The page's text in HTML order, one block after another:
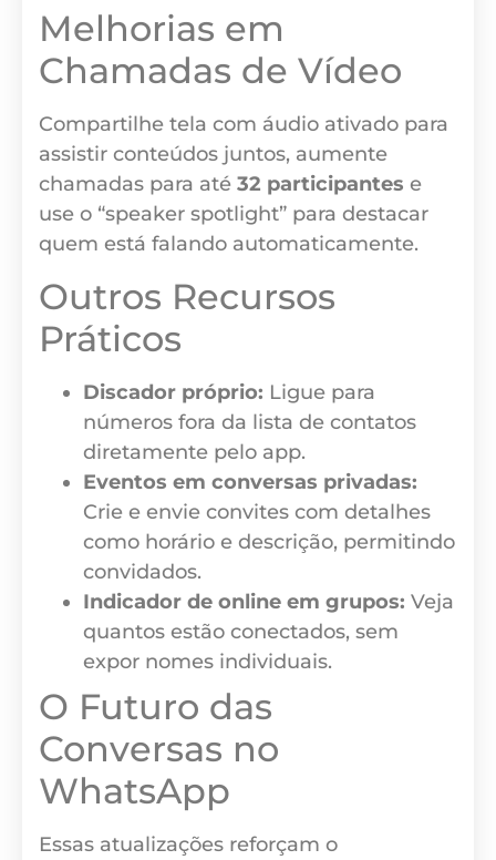
Melhorias em
Chamadas de Vídeo
Compartilhe tela com áudio ativado para
assistir conteúdos juntos, aumente
chamadas para até 32 participantes e
use o “speaker spotlight” para destacar
quem está falando automaticamente.
Outros Recursos
Práticos
Discador próprio: Ligue para
números fora da lista de contatos
diretamente pelo app.
Eventos em conversas privadas:
Crie e envie convites com detalhes
como horário e descrição, permitindo
convidados.
Indicador de online em grupos: Veja
quantos estão conectados, sem
expor nomes individuais.
O Futuro das
Conversas no
WhatsApp
Essas atualizações reforçam o